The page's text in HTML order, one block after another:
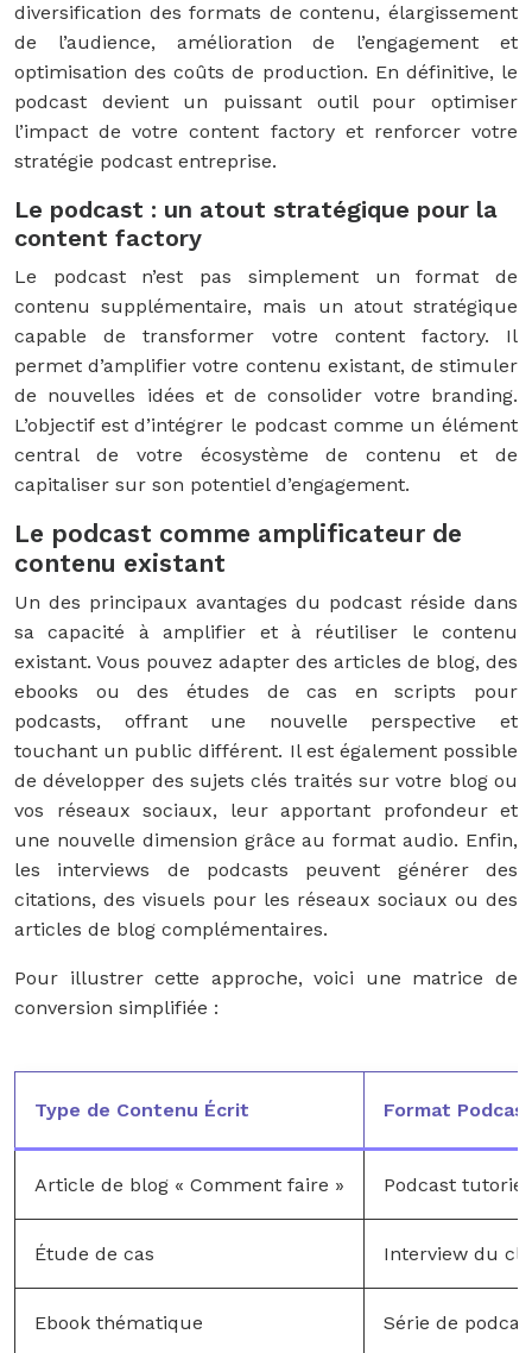
diversification des formats de contenu, élargissement
de l’audience, amélioration de l’engagement et
optimisation des coûts de production. En définitive, le
podcast devient un puissant outil pour optimiser
l’impact de votre content factory et renforcer votre
stratégie podcast entreprise.
Le podcast : un atout stratégique pour la
content factory
Le podcast n’est pas simplement un format de
contenu supplémentaire, mais un atout stratégique
capable de transformer votre content factory. Il
permet d’amplifier votre contenu existant, de stimuler
de nouvelles idées et de consolider votre branding.
L’objectif est d’intégrer le podcast comme un élément
central de votre écosystème de contenu et de
capitaliser sur son potentiel d’engagement.
Le podcast comme amplificateur de
contenu existant
Un des principaux avantages du podcast réside dans
sa capacité à amplifier et à réutiliser le contenu
existant. Vous pouvez adapter des articles de blog, des
ebooks ou des études de cas en scripts pour
podcasts, offrant une nouvelle perspective et
touchant un public différent. Il est également possible
de développer des sujets clés traités sur votre blog ou
vos réseaux sociaux, leur apportant profondeur et
une nouvelle dimension grâce au format audio. Enfin,
les interviews de podcasts peuvent générer des
citations, des visuels pour les réseaux sociaux ou des
articles de blog complémentaires.
Pour illustrer cette approche, voici une matrice de
conversion simplifiée :
Type de Contenu Écrit Format
Article de blog « Comment faire » Podcast tutoriel
Étude de cas Interview du
Ebook thématique Série de